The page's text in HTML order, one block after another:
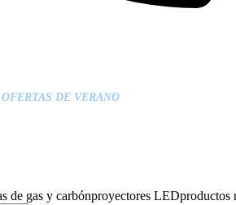
OFERTAS DE VERANO
de gas y carbónproyectores LEDproductos